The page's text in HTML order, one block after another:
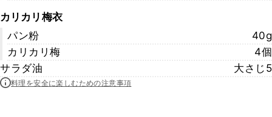
カリカリ梅衣
パン粉
40g
カリカリ梅
4個
サラダ油
大さじ5
料理を安全に楽しむための注意事項